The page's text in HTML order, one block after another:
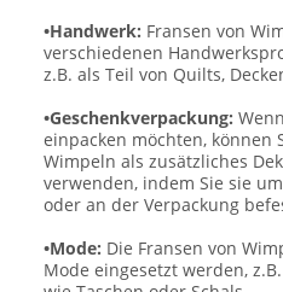
•Handwerk: Fransen von
verschiedenen
z.B. als Teil von Quilts,
•Geschenkverpackung:
einpacken möchten, können
Wimpeln als zusätzliches
verwenden, indem Sie sie
oder an der Verpackung
•Mode: Die Fransen von
Mode eingesetzt werden,